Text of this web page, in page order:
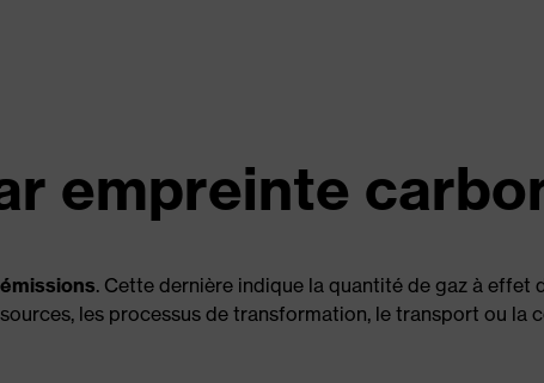
empreinte
. Cette dernière indique la quantité de gaz à effet
les processus de transformation, le transport ou la